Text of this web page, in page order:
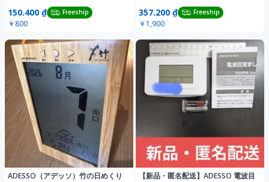
150.400 ₫ Freeship
￥800
357.200 ₫ Freeship
￥1,900
ADESSO（アデッソ）竹の日めくり
【新品・匿名配送】ADESSO 電波目